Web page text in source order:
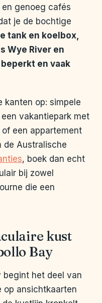
genoeg cafés
je de bochtige
tank en koelbox,
Wye River en
en vaak
kanten op: simpele
vakantiepark met
een appartement
de Australische
, boek dan echt
bij zowel
die een
kust
Bay
begint het deel van
op ansichtkaarten